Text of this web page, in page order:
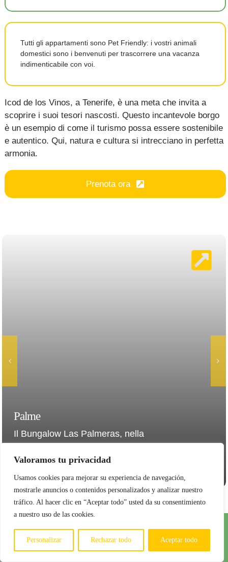
Valoramos tu privacidad
Usamos cookies para mejorar su experiencia de navegación,
mostrarle anuncios o contenidos personalizados y analizar nuestro
tráfico. Al hacer clic en “Aceptar todo” usted da su consentimiento
a nuestro uso de las cookies.
Personalizar Rechazar todo Aceptar todo
Tutti gli appartamenti sono Pet Friendly: i vostri animali
domestici sono i benvenuti per trascorrere una vacanza
indimenticabile con voi.
Icod de los Vinos, a Tenerife, è una meta che invita a
scoprire i suoi tesori nascosti. Questo incantevole borgo
è un esempio di come il turismo possa essere sostenibile
e autentico. Qui, natura e cultura si intrecciano in perfetta
armonia.
Prenota ora
Palme
Il Bungalow Las Palmeras, nella
Noleggio a lungo termine
Italiano
Deutsch (Sie)
English (UK)